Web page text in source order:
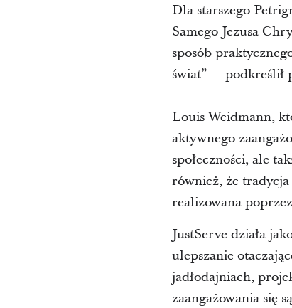
Dla starszego
Samego Jezusa
sposób
świat” — podkreślił
Louis Weidmann,
aktywnego
społeczności, ale
również, że tradycja
realizowana
JustServe działa
ulepszanie
jadłodajniach,
zaangażowania się